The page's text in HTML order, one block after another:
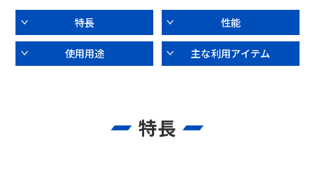
特長 性能
使用用途 主な利用アイテム
特長